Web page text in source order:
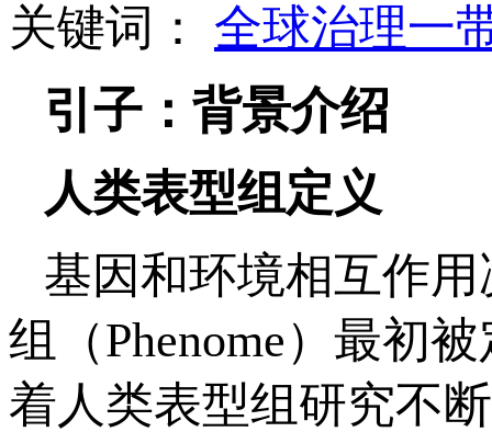
关键词： 全球治理一
引子：背景介绍
人类表型组定义
基因和环境相互作
组（Phenome）最初
着人类表型组研究不